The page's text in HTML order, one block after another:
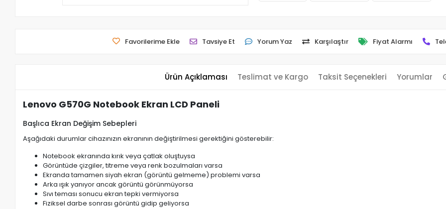
Favorilerime Ekle Tavsiye Et Yorum Yaz Karşılaştır Fiyat Alarmı
Ürün Açıklaması Teslimat ve Kargo Taksit Seçenekleri Yorumlar
Lenovo G570G Notebook Ekran LCD Paneli
Başlıca Ekran Değişim Sebepleri
Aşağıdaki durumlar cihazınızın ekranının değiştirilmesi gerektiğini gösterebilir:
Notebook ekranında kırık veya çatlak oluştuysa
Görüntüde çizgiler, titreme veya renk bozulmaları varsa
Ekranda tamamen siyah ekran (görüntü gelmeme) problemi varsa
Arka ışık yanıyor ancak görüntü görünmüyorsa
Sıvı teması sonucu ekran tepki vermiyorsa
Fiziksel darbe sonrası görüntü gidip geliyorsa